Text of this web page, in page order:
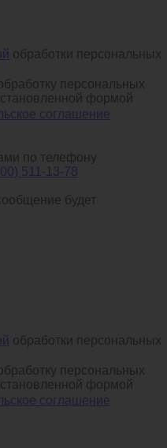
обработки персональных
персональных
формой
соглашение
по телефону
511-13-78
будет
обработки персональных
персональных
формой
соглашение